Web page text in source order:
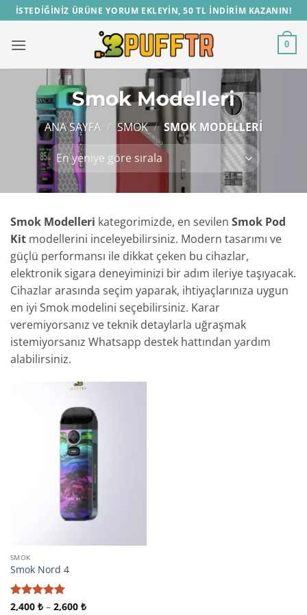
İçeriğe
atla
İSTEDİĞİNİZ ÜRÜNE YORUM EKLEYİN, 50 TL İNDİRİM KAZANIN!
0
Smok Modelleri
ANA SAYFA / SMOK / SMOK MODELLERI
Smok Modelleri kategorimizde, en sevilen Smok Pod
Kit modellerini inceleyebilirsiniz. Modern tasarımı ve
güçlü performansı ile dikkat çeken bu cihazlar,
elektronik sigara deneyiminizi bir adım ileriye taşıyacak.
Cihazlar arasında seçim yaparak, ihtiyaçlarınıza uygun
en iyi Smok modelini seçebilirsiniz. Karar
veremiyorsanız ve teknik detaylarla uğraşmak
istemiyorsanız Whatsapp destek hattından yardım
alabilirsiniz.
SMOK
Smok Nord 4
5 üzerinden
2,400 ₺ – 2,600 ₺Fiyat